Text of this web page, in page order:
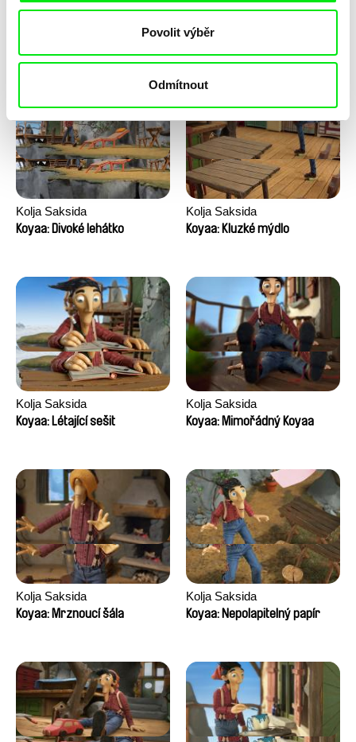
Povolit výběr
Odmítnout
Kočka a pták
Kolja Saksida
Koyaa: Divoké lehátko
Kolja Saksida
Koyaa: Kluzké mýdlo
Kolja Saksida
Koyaa: Létající sešit
Kolja Saksida
Koyaa: Mimořádný Koyaa
Kolja Saksida
Koyaa: Mrznoucí šála
Kolja Saksida
Koyaa: Nepolapitelný papír